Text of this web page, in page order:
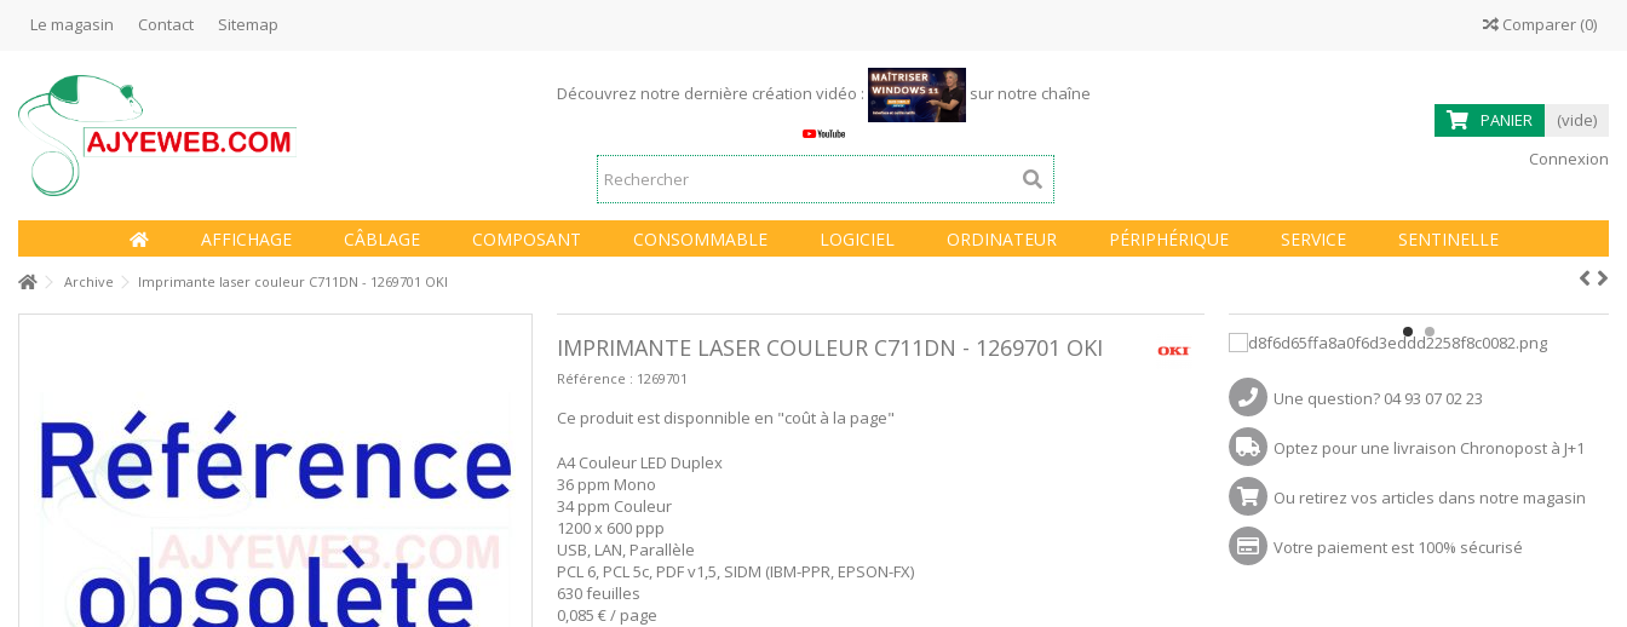
Le magasin Contact Sitemap Comparer (0)
Découvrez notre dernière création vidéo :
sur notre chaîne
PANIER
(vide)
Connexion
AFFICHAGE CÂBLAGE COMPOSANT CONSOMMABLE LOGICIEL ORDINATEUR PÉRIPHÉRIQUE SERVICE SENTINELLE
Archive Imprimante laser couleur C711DN - 1269701 OKI
IMPRIMANTE LASER COULEUR C711DN - 1269701 OKI
Référence : 1269701
Ce produit est disponnible en "coût à la page"
A4 Couleur LED Duplex
36 ppm Mono
34 ppm Couleur
1200 x 600 ppp
USB, LAN, Parallèle
PCL 6, PCL 5c, PDF v1,5, SIDM (IBM-PPR, EPSON-FX)
630 feuilles
0,085 € / page
Une question? 04 93 07 02 23
Optez pour une livraison Chronopost à J+1
Ou retirez vos articles dans notre magasin
Votre paiement est 100% sécurisé